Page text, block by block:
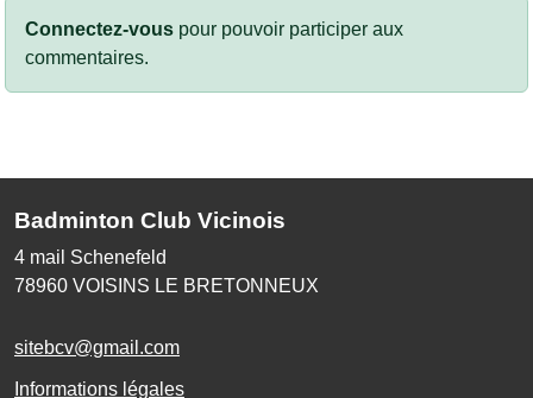
Connectez-vous pour pouvoir participer aux
commentaires.
Badminton Club Vicinois
4 mail Schenefeld
78960 VOISINS LE BRETONNEUX
sitebcv@gmail.com
Informations légales